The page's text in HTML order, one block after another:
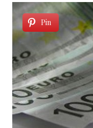
Pin